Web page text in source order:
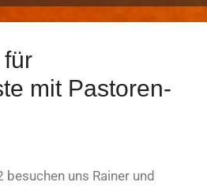
mit Pastoren-
uns Rainer und